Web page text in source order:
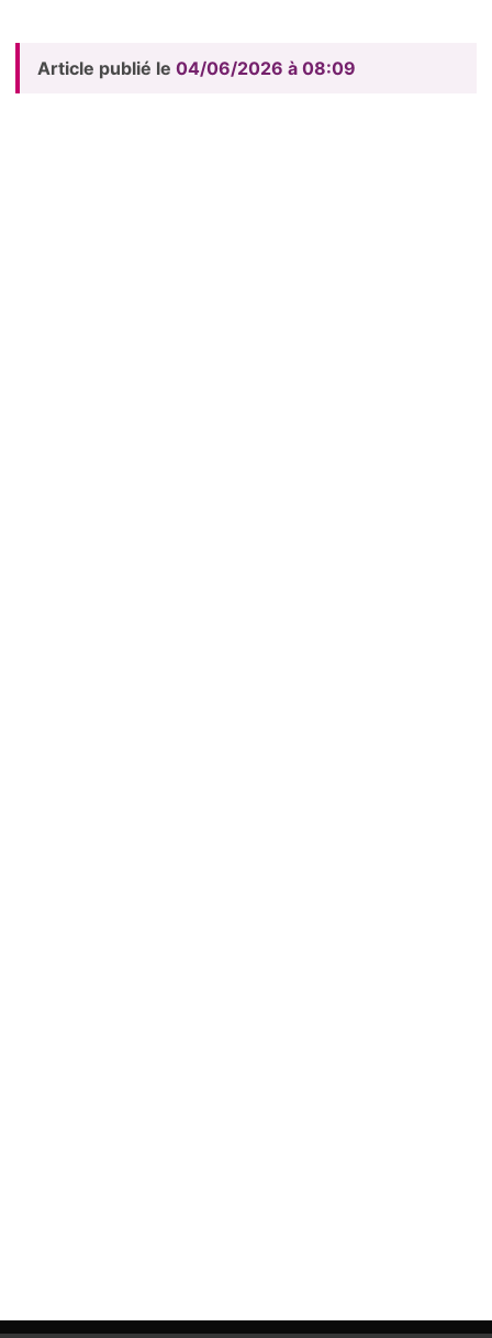
Article publié le 04/06/2026 à 08:09